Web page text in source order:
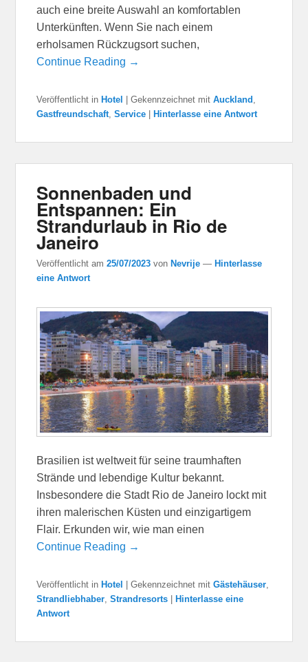
auch eine breite Auswahl an komfortablen
Unterkünften. Wenn Sie nach einem
erholsamen Rückzugsort suchen,
Continue Reading →
Veröffentlicht in Hotel |Gekennzeichnet mit Auckland ,
Gastfreundschaft,Service Hinterlasse eine Antwort
Sonnenbaden und
Entspannen: Ein
Strandurlaub in Rio de
Janeiro
Veröffentlicht am25/07/2023 von Nevrije — Hinterlasse
eine Antwort
Brasilien ist weltweit für seine traumhaften
Strände und lebendige Kultur bekannt.
Insbesondere die Stadt Rio de Janeiro lockt mit
ihren malerischen Küsten und einzigartigem
Flair. Erkunden wir, wie man einen
Continue Reading →
Veröffentlicht in Hotel |Gekennzeichnet mit Gästehäuser,
Strandliebhaber,Strandresorts
Hinterlasse eine
Antwort